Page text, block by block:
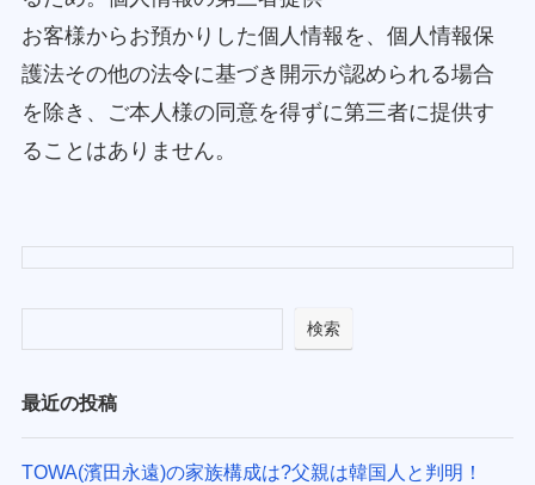
お客様からお預かりした個人情報を、個人情報保
護法その他の法令に基づき開示が認められる場合
を除き、ご本人様の同意を得ずに第三者に提供す
ることはありません。
検索
最近の投稿
TOWA(濱田永遠)の家族構成は?父親は韓国人と判明！